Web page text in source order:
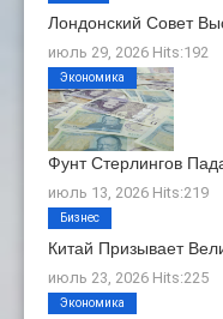
Лондонский Совет
июль 29, 2026 Hits:192
Фунт Стерлингов
июль 13, 2026 Hits:219
Экономика
Китай Призывает
июль 23, 2026 Hits:225
Бизнес
Экономика